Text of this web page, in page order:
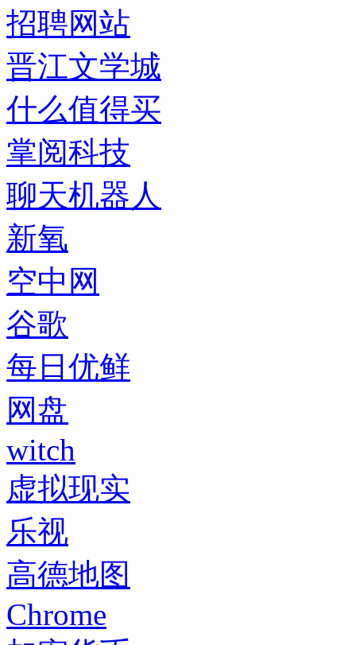
招聘网站
晋江文学城
什么值得买
掌阅科技
聊天机器人
新氧
空中网
谷歌
每日优鲜
网盘
witch
虚拟现实
乐视
高德地图
Chrome